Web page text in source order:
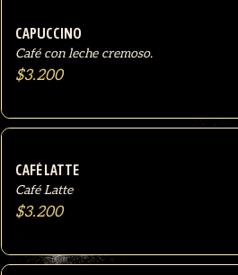
CAPUCCINO
Café con leche cremoso.
$3.200
CAFÉ LATTE
Café Latte
$3.200